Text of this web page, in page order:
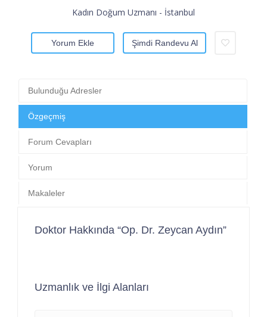
Kadın Doğum Uzmanı - İstanbul
Yorum Ekle Şimdi Randevu Al
Bulunduğu Adresler
Özgeçmiş
Forum Cevapları
Yorum
Makaleler
Doktor Hakkında “Op. Dr. Zeycan Aydın”
Uzmanlık ve İlgi Alanları